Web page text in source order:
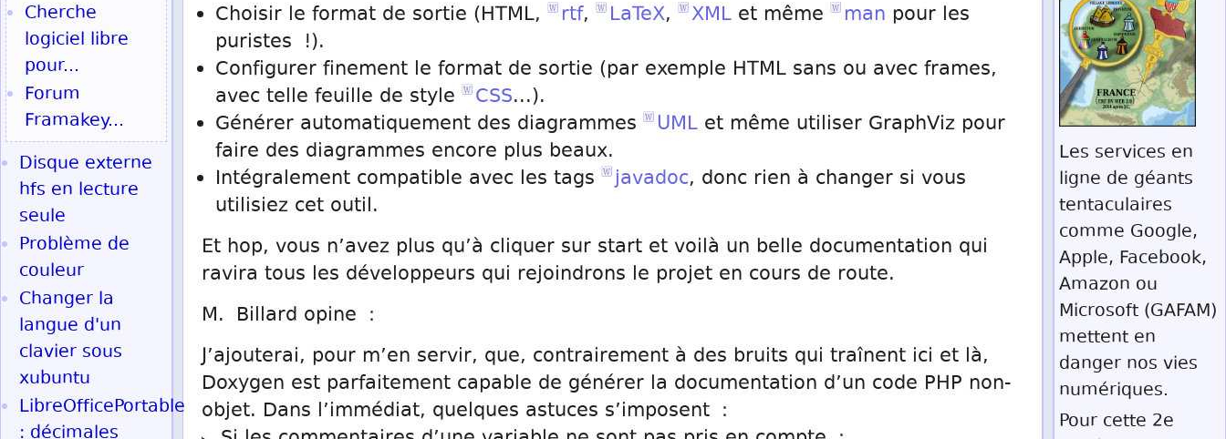
Choisir le format de sortie (HTML,
rtf, LaTeX, XML et même man pour les
puristes !).
Configurer finement le format de sortie (par exemple HTML sans ou avec frames,
avec telle feuille de style
CSS...).
Générer automatiquement des diagrammes
UML et même utiliser GraphViz pour
faire des diagrammes encore plus beaux.
Intégralement compatible avec les tags
javadoc, donc rien à changer si vous
utilisiez cet outil.
Et hop, vous n’avez plus qu’à cliquer sur start et voilà un belle documentation qui
ravira tous les développeurs qui rejoindrons le projet en cours de route.
M. Billard opine :
J’ajouterai, pour m’en servir, que, contrairement à des bruits qui traînent ici et là,
Doxygen est parfaitement capable de générer la documentation d’un code PHP non-
objet. Dans l’immédiat, quelques astuces s’imposent :
Les services en
ligne de géants
tentaculaires
comme Google,
Apple, Facebook,
Amazon ou
Microsoft (GAFAM)
mettent en
danger nos vies
numériques.
Pour cette 2e
Cherche
logiciel libre
pour...
Forum
Framakey...
Disque externe
hfs en lecture
seule
Problème de
couleur
Changer la
langue d'un
clavier sous
xubuntu
LibreOfficePortable